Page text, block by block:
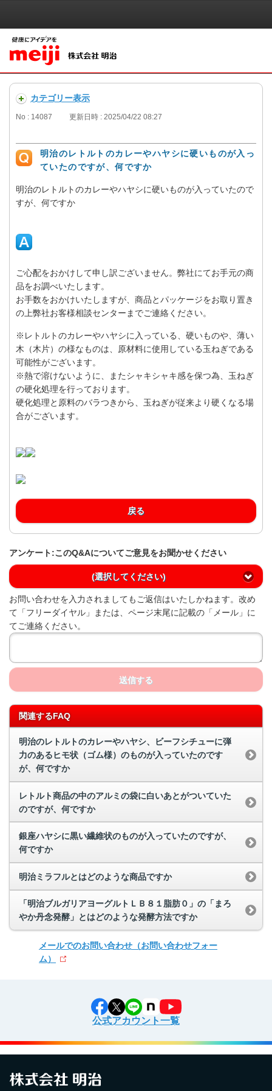
カテゴリー表示
No : 14087 更新日時 : 2025/04/22 08:27
明治のレトルトのカレーやハヤシに硬いものが入っ
ていたのですが、何ですか
明治のレトルトのカレーやハヤシに硬いものが入っていたので
すが、何ですか
ご心配をおかけして申し訳ございません。弊社にてお手元の商
品をお調べいたします。
お手数をおかけいたしますが、商品とパッケージをお取り置き
の上弊社お客様相談センターまでご連絡ください。
※レトルトのカレーやハヤシに入っている、硬いものや、薄い
木（木片）の様なものは、原材料に使用している玉ねぎである
可能性がございます。
※熱で溶けないように、またシャキシャキ感を保つ為、玉ねぎ
の硬化処理を行っております。
硬化処理と原料のバラつきから、玉ねぎが従来より硬くなる場
合がございます。
戻る
アンケート:このQ&Aについてご意見をお聞かせください
(選択してください)
お問い合わせを入力されましてもご返信はいたしかねます。改め
て「フリーダイヤル」または、ページ末尾に記載の「メール」に
てご連絡ください。
送信する
関連するFAQ
明治のレトルトのカレーやハヤシ、ビーフシチューに弾
力のあるヒモ状（ゴム様）のものが入っていたのです
が、何ですか
レトルト商品の中のアルミの袋に白いあとがついていた
のですが、何ですか
銀座ハヤシに黒い繊維状のものが入っていたのですが、
何ですか
明治ミラフルとはどのような商品ですか
「明治ブルガリアヨーグルトＬＢ８１脂肪０」の「まろ
やか丹念発酵」とはどのような発酵方法ですか
メールでのお問い合わせ （お問い合わせフォー
ム）
公式アカウント一覧